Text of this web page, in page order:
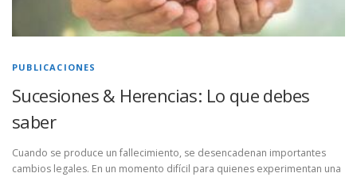
PUBLICACIONES
Sucesiones & Herencias: Lo que debes
saber
Cuando se produce un fallecimiento, se desencadenan importantes
cambios legales. En un momento difícil para quienes experimentan una